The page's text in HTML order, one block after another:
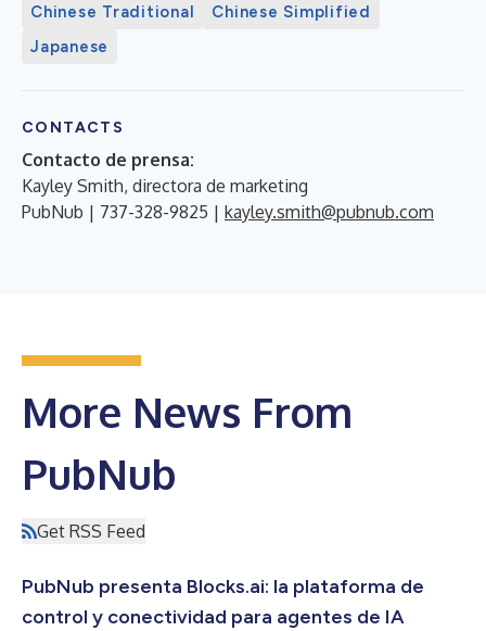
Chinese Traditional
Chinese Simplified
Japanese
CONTACTS
Contacto de prensa:
Kayley Smith, directora de marketing
PubNub | 737-328-9825 | kayley.smith@pubnub.com
More News From
PubNub
Get RSS Feed
PubNub presenta Blocks.ai: la plataforma de
control y conectividad para agentes de IA